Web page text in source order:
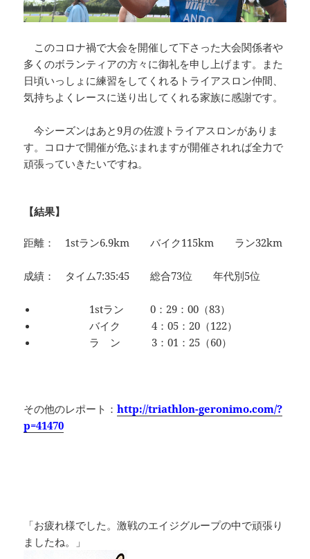
このコロナ禍で大会を開催して下さった大会関係者や
多くのボランティアの方々に御礼を申し上げます。また
日頃いっしょに練習をしてくれるトライアスロン仲間、
気持ちよくレースに送り出してくれる家族に感謝です。
今シーズンはあと9月の佐渡トライアスロンがありま
す。コロナで開催が危ぶまれますが開催されれば全力で
頑張っていきたいですね。
【結果】
距離： 1stラン6.9km バイク115km ラン32km
成績： タイム7:35:45 総合73位 年代別5位
1stラン 0：29：00（83）
バイク 4：05：20（122）
ラ ン 3：01：25（60）
その他のレポート：http://triathlon-geronimo.com/?
p=41470
「お疲れ様でした。激戦のエイジグループの中で頑張り
ましたね。」